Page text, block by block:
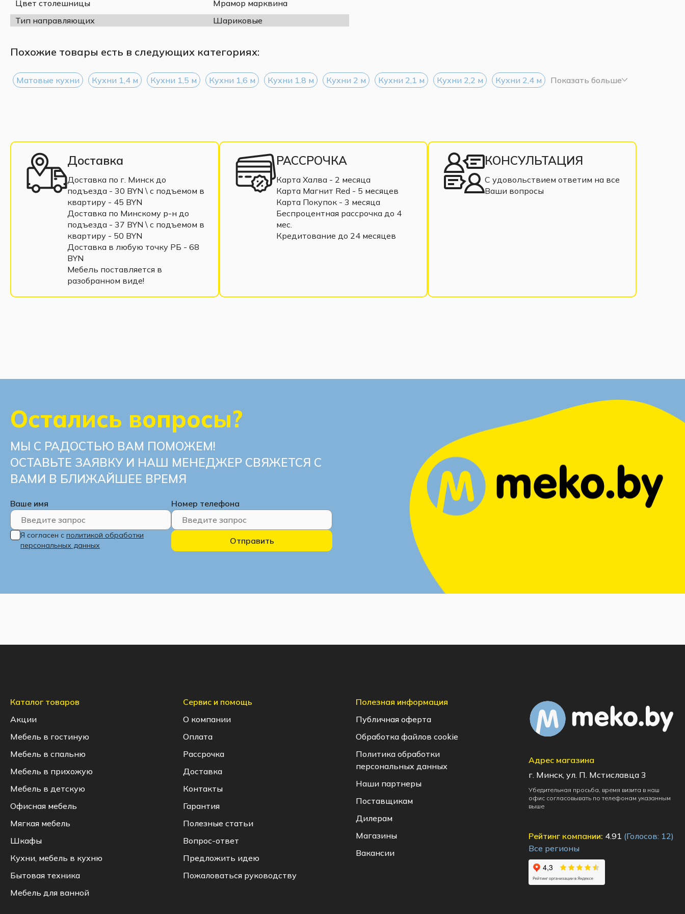
ШНМ 600 М
Высота и глубина верхних и нижних модулей:
Высота нижних шкафов - 816 мм
Глубина с учётом столешницы - 600 мм
Корпус и фасады: ЛДСП и МДФ
Материалы, используемые для изготовления наших кухонь, соответствуют экологической
норме Е1 и безопасны для использования, включая детей. Основными преимуществами
ЛДСП и МДФ являются высокая прочность, стойкость к температуре и долгий срок службы.
Наши кухни соответствуют ГОСТУ 16371-2014 и сертифицированы ЕАС.
Наши специалисты могут создать 3D дизайн-проект кухни, под Ваши размеры и
предпочтения, из широкого перечня предложенных фабрикой модулей и цветов.
Цвет столешницы
Мрамор марквина
Тип направляющих
Шариковые
Похожие товары есть в следующих категориях:
Матовые кухни Кухни 1,4 м Кухни 1,5 м Кухни 1,6 м Кухни 1.8 м Кухни 2 м Кухни 2,1 м Кухни 2,2 м Кухни 2,4 м Показать больше
Доставка
Доставка по г. Минск до
подъезда - 30 BYN \ c подъемом в
квартиру - 45 BYN
Доставка по Минскому р-н до
подъезда - 37 BYN \ c подъемом в
квартиру - 50 BYN
Доставка в любую точку РБ - 68
BYN
Мебель поставляется в
разобранном виде!
РАССРОЧКА
Карта Халва - 2 месяца
Карта Магнит Red - 5 месяцев
Карта Покупок - 3 месяца
Беспроцентная рассрочка до 4
мес.
Кредитование до 24 месяцев
КОНСУЛЬТАЦИЯ
С удовольствием ответим на все
Ваши вопросы
Остались вопросы?
МЫ С РАДОСТЬЮ ВАМ ПОМОЖЕМ!
ОСТАВЬТЕ ЗАЯВКУ И НАШ МЕНЕДЖЕР СВЯЖЕТСЯ С
ВАМИ В БЛИЖАЙШЕЕ ВРЕМЯ
Ваше имя Номер телефона
Я согласен с политикой обработки
персональных данных
Отправить
Каталог товаров
Акции
Мебель в гостиную
Мебель в спальню
Мебель в прихожую
Мебель в детскую
Офисная мебель
Мягкая мебель
Шкафы
Кухни, мебель в кухню
Бытовая техника
Мебель для ванной
Сервис и помощь
О компании
Оплата
Рассрочка
Доставка
Контакты
Гарантия
Полезные статьи
Вопрос-ответ
Предложить идею
Пожаловаться руководству
Полезная информация
Публичная оферта
Обработка файлов cookie
Политика обработки
персональных данных
Наши партнеры
Поставщикам
Дилерам
Магазины
Вакансии
Адрес магазина
г. Минск, ул. П. Мстиславца 3
Убедительная просьба, время визита в наш
офис согласовывать по телефонам указанным
выше
Рейтинг компании: 4.91 (Голосов: 12)
Все регионы